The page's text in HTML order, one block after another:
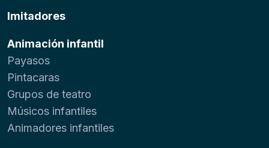
Imitadores
Animación infantil
Payasos
Pintacaras
Grupos de teatro
Músicos infantiles
Animadores infantiles